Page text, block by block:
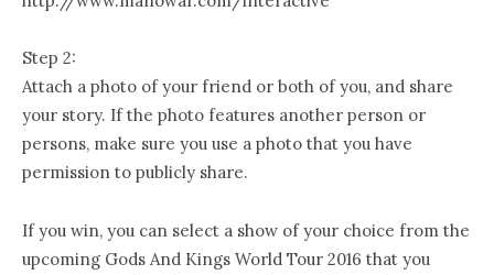
Step 2:
Attach a photo of your friend or both of you, and share
your story. If the photo features another person or
persons, make sure you use a photo that you have
permission to publicly share.
If you win, you can select a show of your choice from the
upcoming Gods And Kings World Tour 2016 that you